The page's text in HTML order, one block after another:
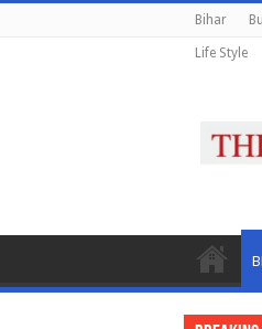
Bihar
Life Style